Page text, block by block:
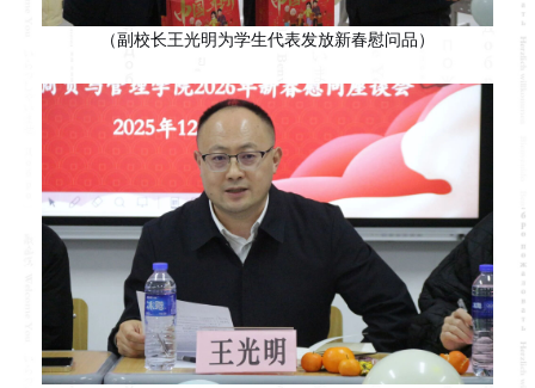
（副校长王光明为学生代表发放新春慰问品）